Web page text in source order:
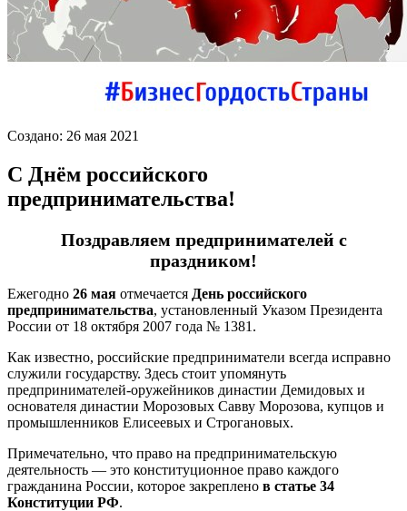
Создано: 26 мая 2021
С Днём российского
предпринимательства!
Поздравляем предпринимателей с
праздником!
Ежегодно 26 мая отмечается День российского
предпринимательства, установленный Указом Президента
России от 18 октября 2007 года № 1381.
Как известно, российские предприниматели всегда исправно
служили государству. Здесь стоит упомянуть
предпринимателей-оружейников династии Демидовых и
основателя династии Морозовых Савву Морозова, купцов и
промышленников Елисеевых и Строгановых.
Примечательно, что право на предпринимательскую
деятельность — это конституционное право каждого
гражданина России, которое закреплено в статье 34
Конституции РФ.